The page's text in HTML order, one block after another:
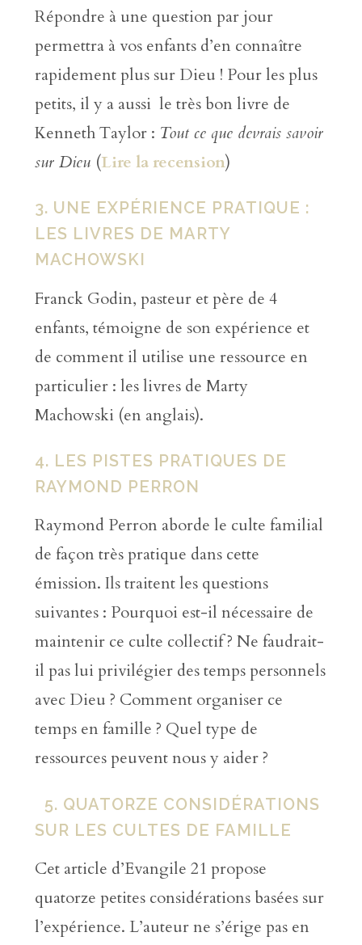
Répondre à une question par jour
permettra à vos enfants d’en connaître
rapidement plus sur Dieu ! Pour les plus
petits, il y a aussi le très bon livre de
Kenneth Taylor : Tout ce que devrais savoir
sur Dieu (Lire la recension)
3. UNE EXPÉRIENCE PRATIQUE :
LES LIVRES DE MARTY
MACHOWSKI
Franck Godin, pasteur et père de 4
enfants, témoigne de son expérience et
de comment il utilise une ressource en
particulier : les livres de Marty
Machowski (en anglais).
4. LES PISTES PRATIQUES DE
RAYMOND PERRON
Raymond Perron aborde le culte familial
de façon très pratique dans cette
émission. Ils traitent les questions
suivantes : Pourquoi est-il nécessaire de
maintenir ce culte collectif ? Ne faudrait-
il pas lui privilégier des temps personnels
avec Dieu ? Comment organiser ce
temps en famille ? Quel type de
ressources peuvent nous y aider ?
5. QUATORZE CONSIDÉRATIONS
SUR LES CULTES DE FAMILLE
Cet article d’Evangile 21 propose
quatorze petites considérations basées sur
l’expérience. L’auteur ne s’érige pas en